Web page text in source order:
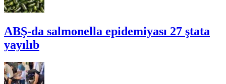
ABŞ-da salmonella epidemiyası 27 ştata
yayılıb